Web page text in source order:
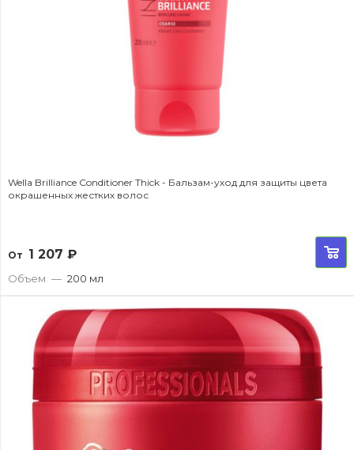
Wella Brilliance Conditioner Thick - Бальзам-уход для защиты цвета
окрашенных жестких волос
От 1 207 ₽
Объем — 200 мл